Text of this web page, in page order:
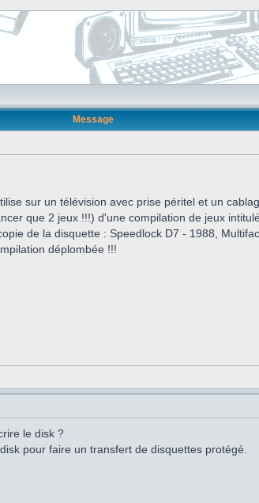
Message
sur un télévision avec prise péritel et un
que 2 jeux !!!) d'une compilation de jeux
de la disquette : Speedlock D7 - 1988,
déplombée !!!
le disk ?
pour faire un transfert de disquettes protégé.